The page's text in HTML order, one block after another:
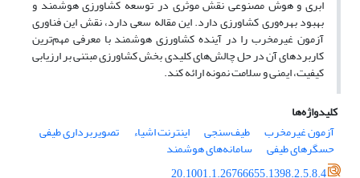
ابری و هوش مصنوعی نقش موثری در توسعه کشاورزی هوشمند و
بهبود بهره‌وری کشاورزی دارد. این مقاله سعی دارد، نقش این فناوری
آزمون غیرمخرب را در آینده کشاورزی هوشمند با معرفی مهم‌ترین
کاربردهای آن در حل چالش‌های کلیدی بخش کشاورزی مبتنی بر ارزیابی
کیفیت، ایمنی و سلامت نمونه ارائه کند.
کلیدواژه‌ها
آزمون‌ غیرمخرب
طیف‌سنجی اینترنت اشیاء تصویربرداری طیفی
حسگرهای طیفی
سامانه‌های هوشمند